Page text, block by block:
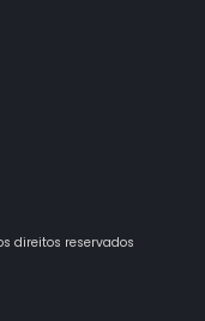
direitos reservados